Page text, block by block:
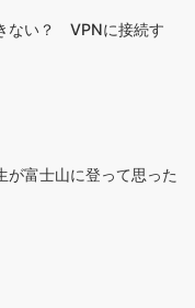
ない？ VPNに接続す
が富士山に登って思った